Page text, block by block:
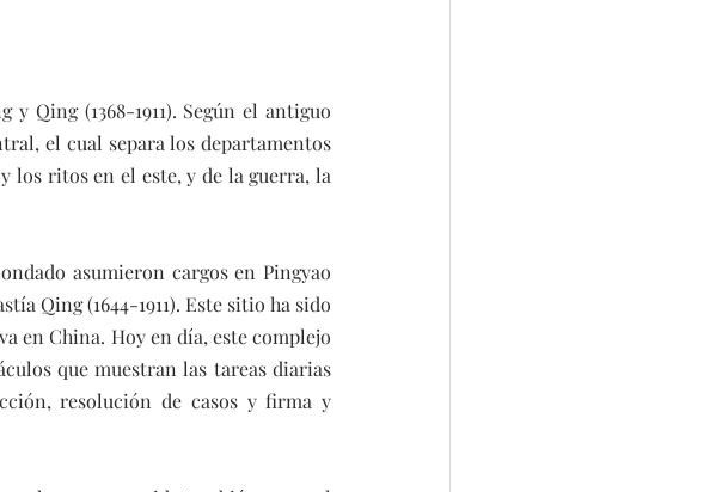
Qing (1368-1911). Según el antiguo
el cual separa los departamentos
los ritos en el este, y de la guerra, la
asumieron cargos en Pingyao
Qing (1644-1911). Este sitio ha sido
en China. Hoy en día, este complejo
que muestran las tareas diarias
resolución de casos y firma y